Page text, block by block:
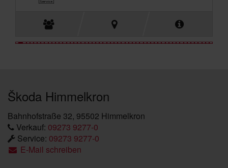
Škoda Himmelkron
Bahnhofstraße 32, 95502 Himmelkron
Verkauf: 09273 9277-0
Service: 09273 9277-0
E-Mail schreiben